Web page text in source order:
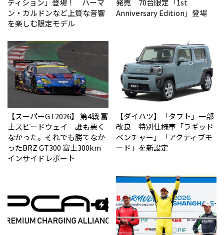
ディション」登場！ ハーマ
ン・カルドンなど上質な音響
を楽しむ限定モデル
発売 70台限定「1st
Anniversary Edition」登場
【スーパーGT2026】 第4戦 富
士スピードウェイ 誰も悪く
なかった。それでも勝てなか
った――BRZ GT300 富士300km
インサイドレポート
【ダイハツ】「タフト」一部
改良 特別仕様車「ラギッド
ベンチャー」「アクティブモ
ード」を新設定